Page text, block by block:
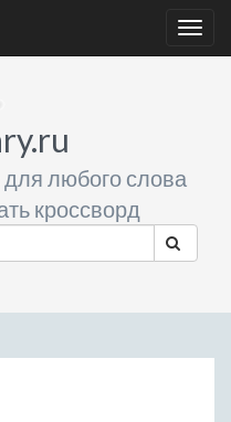
любого слова
кроссворд